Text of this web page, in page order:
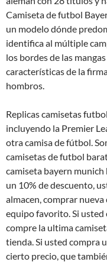
Camiseta de futbol
un modelo dónde
identifica al múltiple
los bordes de las
características de la
hombros.
Replicas camisetas
incluyendo la Premier
otra camisa de fútbol.
camisetas de futbol
camiseta bayern
un 10% de descuento,
almacen, comprar
equipo favorito. Si usted
compre la ultima
tienda. Si usted compra
cierto precio, que